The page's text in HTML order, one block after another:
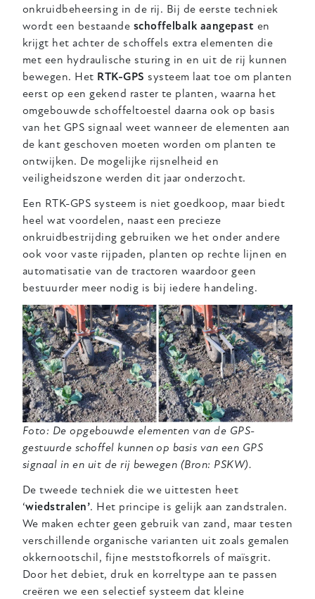
onkruidbeheersing in de rij. Bij de eerste techniek
wordt een bestaande schoffelbalk aangepast en
krijgt het achter de schoffels extra elementen die
met een hydraulische sturing in en uit de rij kunnen
bewegen. Het RTK-GPS systeem laat toe om planten
eerst op een gekend raster te planten, waarna het
omgebouwde schoffeltoestel daarna ook op basis
van het GPS signaal weet wanneer de elementen aan
de kant geschoven moeten worden om planten te
ontwijken. De mogelijke rijsnelheid en
veiligheidszone werden dit jaar onderzocht.
Een RTK-GPS systeem is niet goedkoop, maar biedt
heel wat voordelen, naast een precieze
onkruidbestrijding gebruiken we het onder andere
ook voor vaste rijpaden, planten op rechte lijnen en
automatisatie van de tractoren waardoor geen
bestuurder meer nodig is bij iedere handeling.
Foto: De opgebouwde elementen van de GPS-
gestuurde schoffel kunnen op basis van een GPS
signaal in en uit de rij bewegen (Bron: PSKW).
De tweede techniek die we uittesten heet
‘wiedstralen’. Het principe is gelijk aan zandstralen.
We maken echter geen gebruik van zand, maar testen
verschillende organische varianten uit zoals gemalen
okkernootschil, fijne meststofkorrels of maïsgrit.
Door het debiet, druk en korreltype aan te passen
creëren we een selectief systeem dat kleine